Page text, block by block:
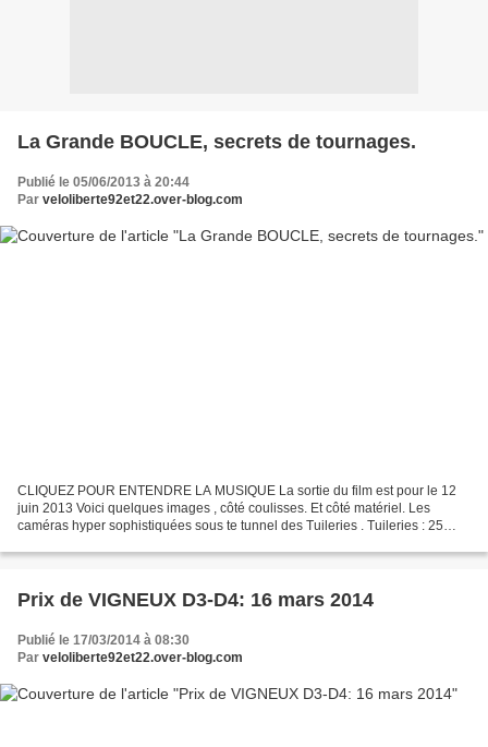
La Grande BOUCLE, secrets de tournages.
Publié le 05/06/2013 à 20:44
Par veloliberte92et22.over-blog.com
CLIQUEZ POUR ENTENDRE LA MUSIQUE La sortie du film est pour le 12
juin 2013 Voici quelques images , côté coulisses. Et côté matériel. Les
caméras hyper sophistiquées sous te tunnel des Tuileries . Tuileries : 25
Prix de VIGNEUX D3-D4: 16 mars 2014
Publié le 17/03/2014 à 08:30
Par veloliberte92et22.over-blog.com